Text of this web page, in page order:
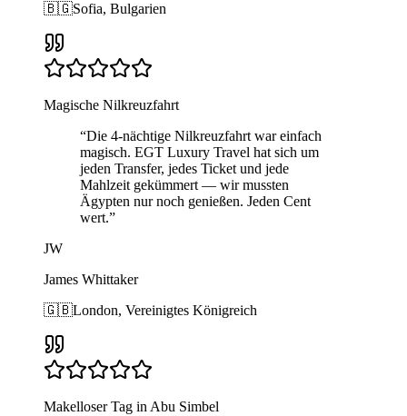
🇧🇬Sofia, Bulgarien
Magische Nilkreuzfahrt
“Die 4-nächtige Nilkreuzfahrt war einfach
magisch. EGT Luxury Travel hat sich um
jeden Transfer, jedes Ticket und jede
Mahlzeit gekümmert — wir mussten
Ägypten nur noch genießen. Jeden Cent
wert.”
JW
James Whittaker
🇬🇧London, Vereinigtes Königreich
Makelloser Tag in Abu Simbel